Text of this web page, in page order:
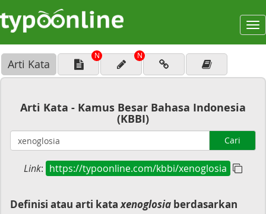
Arti Kata
N N
Arti Kata - Kamus Besar Bahasa Indonesia
(KBBI)
Cari
Link: https://typoonline.com/kbbi/xenoglosia
Definisi atau arti kataxenoglosia berdasarkan